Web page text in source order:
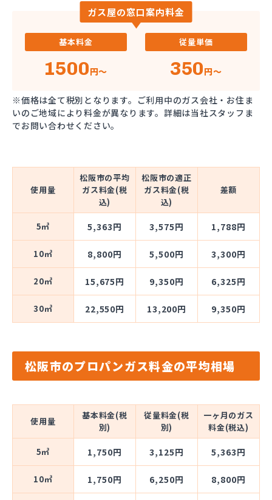
ガス屋の窓口案内料金
基本料金
1500円～
従量単価
350円～
※価格は全て税別となります。ご利用中のガス会社・お住ま
いのご地域により料金が異なります。詳細は当社スタッフま
でお問い合わせください。
使用量
松阪市の平均
ガス料金(税
込)
松阪市の適正
ガス料金(税
込)
差額
5㎥ 5,363円 3,575円 1,788円
10㎥ 8,800円 5,500円 3,300円
20㎥ 15,675円 9,350円 6,325円
30㎥ 22,550円 13,200円 9,350円
松阪市のプロパンガス料金の平均相場
使用量
基本料金(税
別)
従量料金(税
別)
一ヶ月のガス
料金(税込)
5㎥ 1,750円 3,125円 5,363円
10㎥ 1,750円 6,250円 8,800円